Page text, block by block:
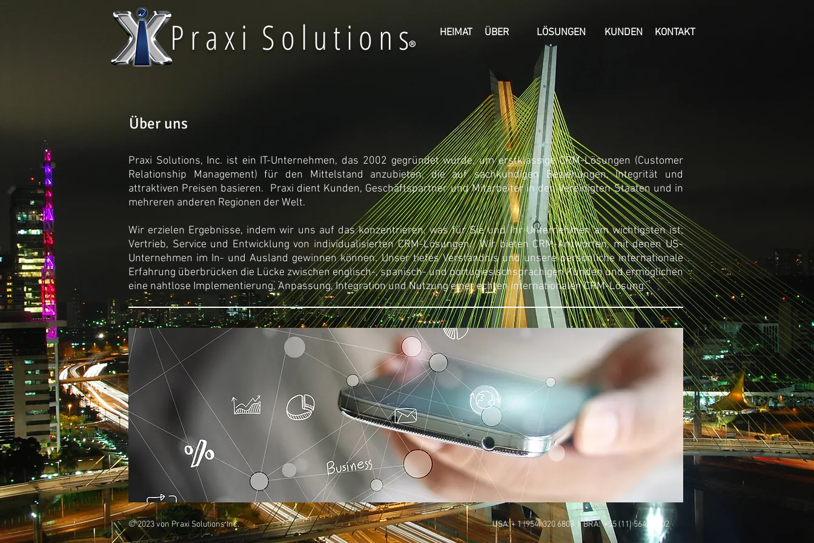
P r a x i S o l u t i o n s®
HEIMAT ÜBER LÖSUNGEN KUNDEN KONTAKT
Über uns
Praxi Solutions, Inc. ist ein IT-Unternehmen, das 2002 gegründet wurde, um erstklassige CRM-Lösungen (Customer
Relationship Management) für den Mittelstand anzubieten, die auf sachkundigen Beziehungen, Integrität und
attraktiven Preisen basieren. Praxi dient Kunden, Geschäftspartner und Mitarbeiter in den Vereinigten Staaten und in
mehreren anderen Regionen der Welt.
Wir erzielen Ergebnisse, indem wir uns auf das konzentrieren, was für Sie und Ihr Unternehmen am wichtigsten ist;
Vertrieb, Service und Entwicklung von individualisierten CRM-Lösungen. Wir bieten CRM-Antworten, mit denen US-
Unternehmen im In- und Ausland gewinnen können. Unser tiefes Verständnis und unsere persönliche internationale
Erfahrung überbrücken die Lücke zwischen englisch-, spanisch- und portugiesischsprachigen Kunden und ermöglichen
eine nahtlose Implementierung, Anpassung, Integration und Nutzung einer echten internationalen CRM-Lösung.
© 2023 von Praxi Solutions Inc. USA: + 1 (954) 320 6803 | BRA: +55 (11) 5642 0202